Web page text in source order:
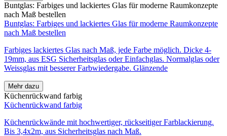
Buntglas: Farbiges und lackiertes Glas für moderne Raumkonzepte
nach Maß bestellen
Buntglas: Farbiges und lackiertes Glas für moderne Raumkonzepte
nach Maß bestellen
Farbiges lackiertes Glas nach Maß, jede Farbe möglich. Dicke 4-
19mm, aus ESG Sicherheitsglas oder Einfachglas. Normalglas oder
Weissglas mit besserer Farbwiedergabe. Glänzende
Mehr dazu
Küchenrückwand farbig
Küchenrückwand farbig
Küchenrückwände mit hochwertiger, rückseitiger Farblackierung.
Bis 3,4x2m, aus Sicherheitsglas nach Maß.